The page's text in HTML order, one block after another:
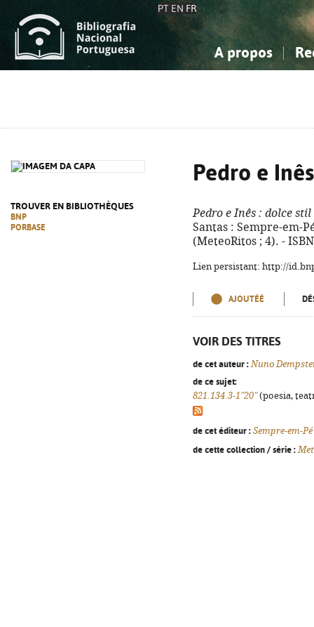
PT EN FR
A propos
TROUVER EN BIBLIOTHÈQUES
BNP
PORBASE
Pedro e Inês
Pedro e Inês : dolce
Santas : Sempre-em-
(MeteoRitos ; 4). -
Lien persistant: http://
AJOUTÉÉ
VOIR DES TITRES
de cet auteur : Nuno
de ce sujet:
821.134.3-1"20"(poesia,
de cet éditeur : Sempre-em-Pé
de cette collection / série :